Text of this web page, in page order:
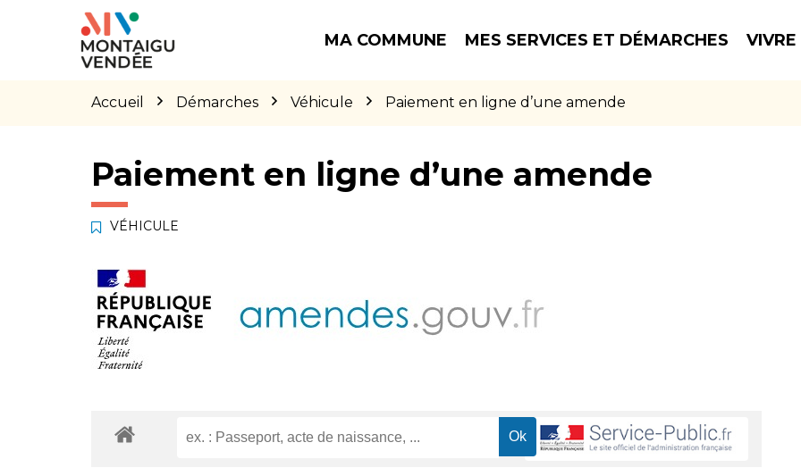
MA COMMUNE MES SERVICES ET DÉMARCHES VIVRE
Accueil Démarches Véhicule Paiement en ligne d’une amende
Paiement en ligne d’une amende
VÉHICULE